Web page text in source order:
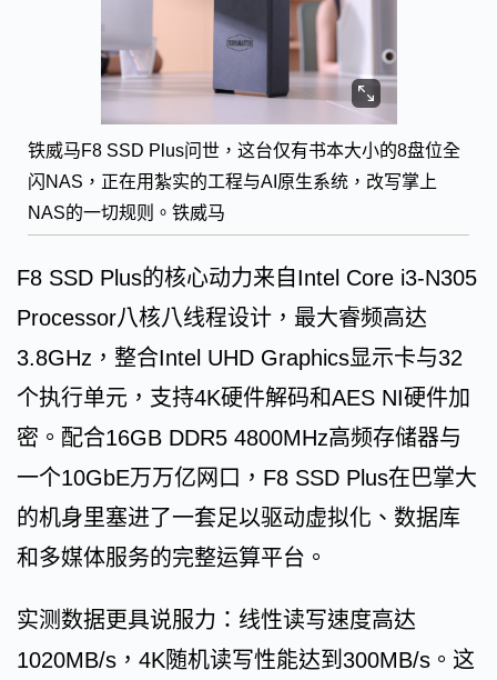
铁威马F8 SSD Plus问世，这台仅有书本大小的8盘位全
闪NAS，正在用紮实的工程与AI原生系统，改写掌上
NAS的一切规则。铁威马
F8 SSD Plus的核心动力来自Intel Core i3-N305
Processor八核八线程设计，最大睿频高达
3.8GHz，整合Intel UHD Graphics显示卡与32
个执行单元，支持4K硬件解码和AES NI硬件加
密。配合16GB DDR5 4800MHz高频存储器与
一个10GbE万万亿网口，F8 SSD Plus在巴掌大
的机身里塞进了一套足以驱动虚拟化、数据库
和多媒体服务的完整运算平台。
实测数据更具说服力：线性读写速度高达
1020MB/s，4K随机读写性能达到300MB/s。这